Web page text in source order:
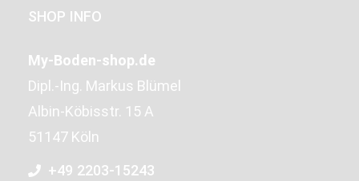
SHOP INFO
My-Boden-shop.de
Dipl.-Ing. Markus Blümel
Albin-Köbisstr. 15 A
51147 Köln
+49 2203-15243